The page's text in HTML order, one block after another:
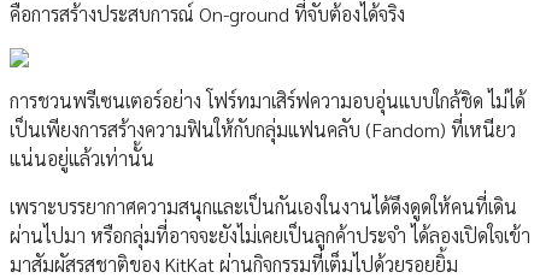
คือการสร้างประสบการณ์ On-ground ที่จับต้องได้จริง
การชวนพรีเซนเตอร์อย่าง โฟร์ทมาเสิร์ฟความอบอุ่นแบบใกล้ชิด ไม่ได้
เป็นเพียงการสร้างความฟินให้กับกลุ่มแฟนคลับ (Fandom) ที่เหนียว
แน่นอยู่แล้วเท่านั้น
เพราะบรรยากาศความสนุกและเป็นกันเองในงานได้ดึงดูดให้คนที่เดิน
ผ่านไปมา หรือกลุ่มที่อาจจะยังไม่เคยเป็นลูกค้าประจํา ได้ลองเปิดใจเข้า
มาสัมผัสรสชาติของ KitKat ผ่านกิจกรรมที่เต็มไปด้วยรอยยิ้ม